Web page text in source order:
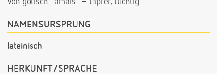
Von gotisch "amals" = tapfer, tüchtig
NAMENSURSPRUNG
lateinisch
HERKUNFT/SPRACHE